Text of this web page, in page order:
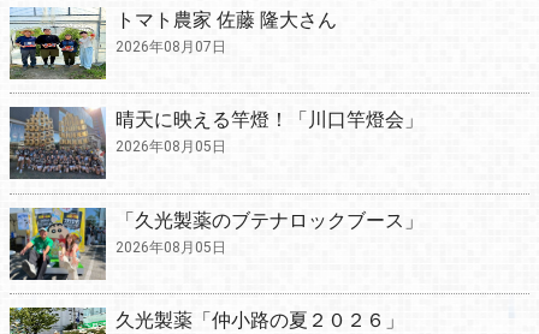
トマト農家 佐藤 隆大さん
2026年08月07日
晴天に映える竿燈！「川口竿燈会」
2026年08月05日
「久光製薬のブテナロックブース」
2026年08月05日
久光製薬「仲小路の夏２０２６」